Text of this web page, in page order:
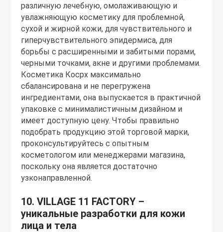
различную лечебную, омолаживающую и
увлажняющую косметику для проблемной,
сухой и жирной кожи, для чувствительного и
гиперчувствительного эпидермиса, для
борьбы с расширенными и забитыми порами,
черными точками, акне и другими проблемами.
Косметика Косрх максимально
сбалансирована и не перегружена
ингредиентами, она выпускается в практичной
упаковке с минималистичным дизайном и
имеет доступную цену. Чтобы правильно
подобрать продукцию этой торговой марки,
проконсультируйтесь с опытным
косметологом или менеджерами магазина,
поскольку она является достаточно
узконаправленной.
10. VILLAGE 11 FACTORY –
уникальные разработки для кожи
лица и тела